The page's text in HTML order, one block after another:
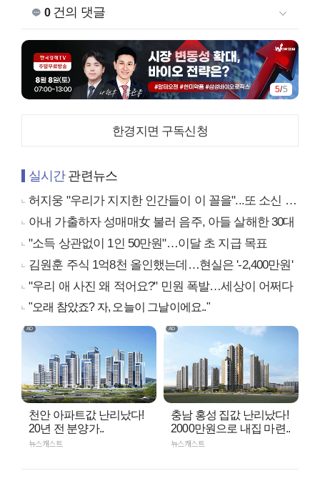
0건의 댓글
5/5
한경지면 구독신청
실시간관련뉴스
허지웅 "우리가 지지한 인간들이 이 꼴을"...또 소신 발언
아내 가출하자 성매매女 불러 음주, 아들 살해한 30대
"소득 상관없이 1인 50만원"…이달 초 지급 목표
김원훈 주식 1억8천 올인했는데…현실은 '-2,400만원'
"우리 애 사진 왜 적어요?" 민원 폭발…세상이 어쩌다
"오래 참았죠? 자, 오늘이 그날이에요.."
천안 아파트값 난리났다!
20년 전 분양가..
뉴스캐스트
충남 홍성 집값 난리났다!
2000만원으로 내집 마련..
뉴스캐스트